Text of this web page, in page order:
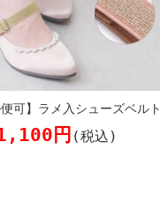
便可】ラメ入シューズベルト
円 (税込)